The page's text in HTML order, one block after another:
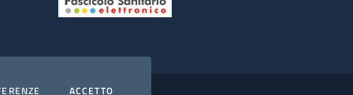
COOKIESACCETTOI COOKIES